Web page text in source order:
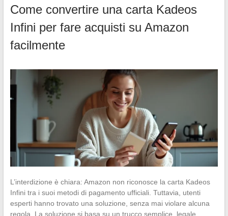
Come convertire una carta Kadeos
Infini per fare acquisti su Amazon
facilmente
L’interdizione è chiara: Amazon non riconosce la carta Kadeos
Infini tra i suoi metodi di pagamento ufficiali. Tuttavia, utenti
esperti hanno trovato una soluzione, senza mai violare alcuna
regola. La soluzione si basa su un trucco semplice, legale,…